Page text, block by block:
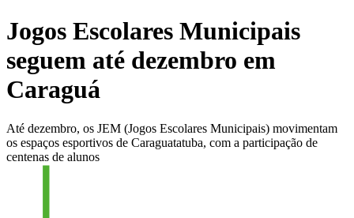
Jogos Escolares Municipais
seguem até dezembro em
Caraguá
Até dezembro, os JEM (Jogos Escolares Municipais) movimentam
os espaços esportivos de Caraguatatuba, com a participação de
centenas de alunos